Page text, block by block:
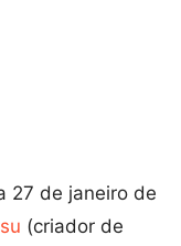
27 de janeiro de
(criador de